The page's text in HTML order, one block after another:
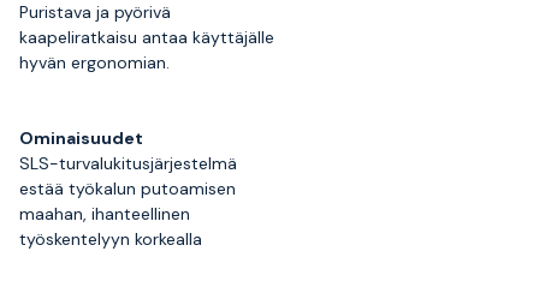
Puristava ja pyörivä
kaapeliratkaisu antaa käyttäjälle
hyvän ergonomian.
Ominaisuudet
SLS-turvalukitusjärjestelmä
estää työkalun putoamisen
maahan, ihanteellinen
työskentelyyn korkealla